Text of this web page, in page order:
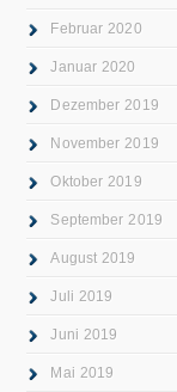
Februar 2020
Januar 2020
Dezember 2019
November 2019
Oktober 2019
September 2019
August 2019
Juli 2019
Juni 2019
Mai 2019